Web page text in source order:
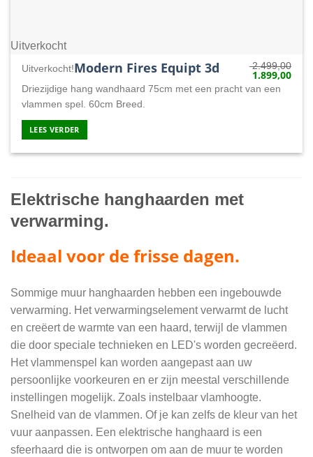
Uitverkocht
Uitverkocht!Modern Fires Equipt 3d
2.499,00
was:
1.899,00
Driezijdige hang wandhaard 75cm met een pracht van een
vlammen spel. 60cm Breed.
LEES VERDER
Elektrische hanghaarden met
verwarming.
Ideaal voor de frisse dagen.
Sommige muur hanghaarden hebben een ingebouwde
verwarming. Het verwarmingselement verwarmt de lucht
en creëert de warmte van een haard, terwijl de vlammen
die door speciale technieken en LED's worden gecreëerd.
Het vlammenspel kan worden aangepast aan uw
persoonlijke voorkeuren en er zijn meestal verschillende
instellingen mogelijk. Zoals instelbaar vlamhoogte.
Snelheid van de vlammen. Of je kan zelfs de kleur van het
vuur aanpassen. Een elektrische hanghaard is een
sfeerhaard die is ontworpen om aan de muur te worden